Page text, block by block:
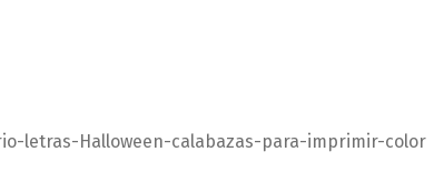
letras-Halloween-calabazas-para-imprimir-color